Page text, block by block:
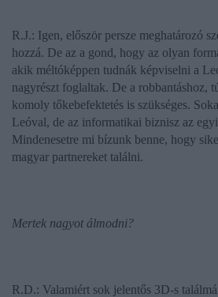
R.J.: Igen, először persze meghatározó
hozzá. De az a gond, hogy az olyan
akik méltóképpen tudnák képviselni a
nagyrészt foglaltak. De a robbantáshoz,
komoly tőkebefektetés is szükséges.
Leóval, de az informatikai biznisz az
Mindenesetre mi bízunk benne, hogy
magyar partnereket találni.
Mertek nagyot álmodni?
R.D.: Valamiért sok jelentős 3D-s